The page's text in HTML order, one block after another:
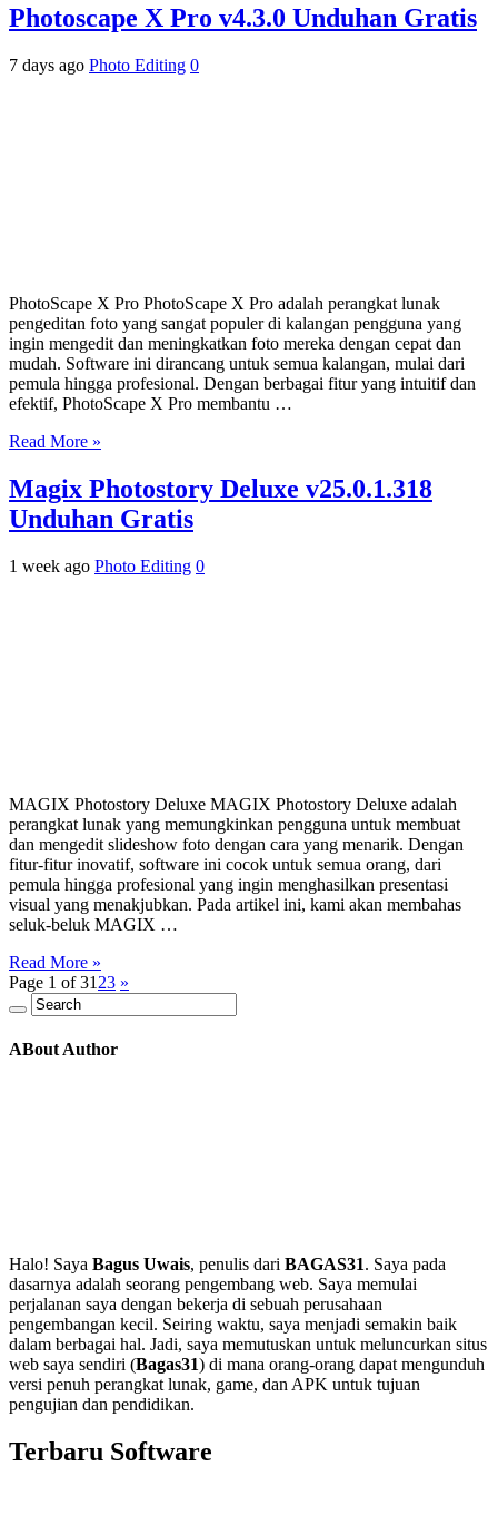
Photoscape X Pro v4.3.0 Unduhan Gratis
7 days ago Photo Editing 0
PhotoScape X Pro PhotoScape X Pro adalah perangkat lunak
pengeditan foto yang sangat populer di kalangan pengguna yang
ingin mengedit dan meningkatkan foto mereka dengan cepat dan
mudah. Software ini dirancang untuk semua kalangan, mulai dari
pemula hingga profesional. Dengan berbagai fitur yang intuitif dan
efektif, PhotoScape X Pro membantu …
Read More »
Magix Photostory Deluxe v25.0.1.318
Unduhan Gratis
1 week ago Photo Editing 0
MAGIX Photostory Deluxe MAGIX Photostory Deluxe adalah
perangkat lunak yang memungkinkan pengguna untuk membuat
dan mengedit slideshow foto dengan cara yang menarik. Dengan
fitur-fitur inovatif, software ini cocok untuk semua orang, dari
pemula hingga profesional yang ingin menghasilkan presentasi
visual yang menakjubkan. Pada artikel ini, kami akan membahas
seluk-beluk MAGIX …
Read More »
Page 1 of 31 23 »
ABout Author
Halo! Saya Bagus Uwais, penulis dari BAGAS31. Saya pada
dasarnya adalah seorang pengembang web. Saya memulai
perjalanan saya dengan bekerja di sebuah perusahaan
pengembangan kecil. Seiring waktu, saya menjadi semakin baik
dalam berbagai hal. Jadi, saya memutuskan untuk meluncurkan situs
web saya sendiri (Bagas31) di mana orang-orang dapat mengunduh
versi penuh perangkat lunak, game, dan APK untuk tujuan
pengujian dan pendidikan.
Terbaru Software